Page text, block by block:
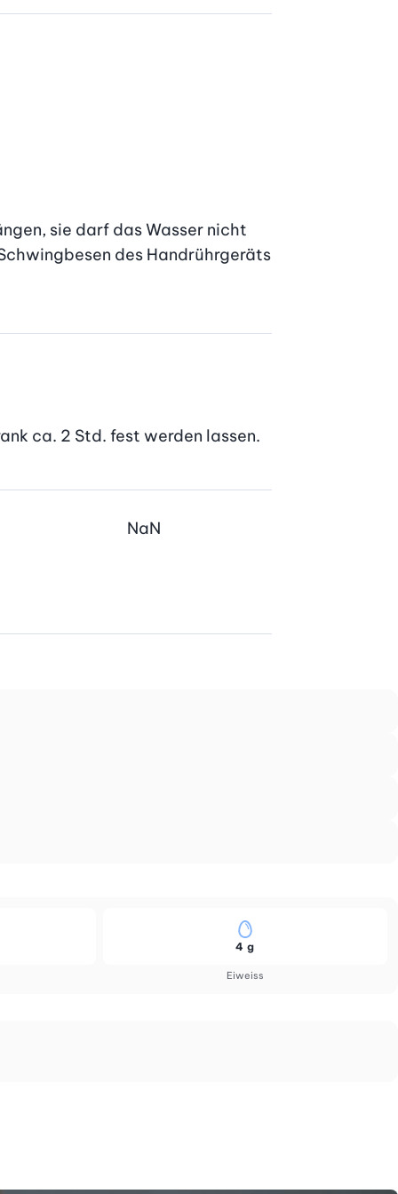
sie darf das Wasser nicht
des Handrührgeräts
ca. 2 Std. fest werden lassen.
NaN
Eiweiss
4 g